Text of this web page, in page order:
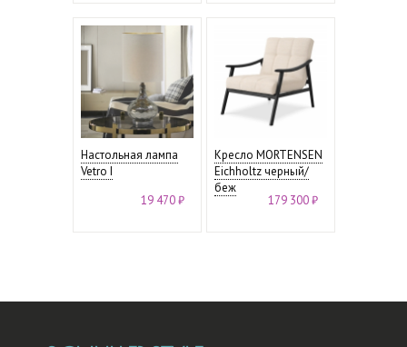
Настольная лампа
Vetro I
19 470 ₽
Кресло MORTENSEN
Eichholtz черный/
беж
179 300 ₽